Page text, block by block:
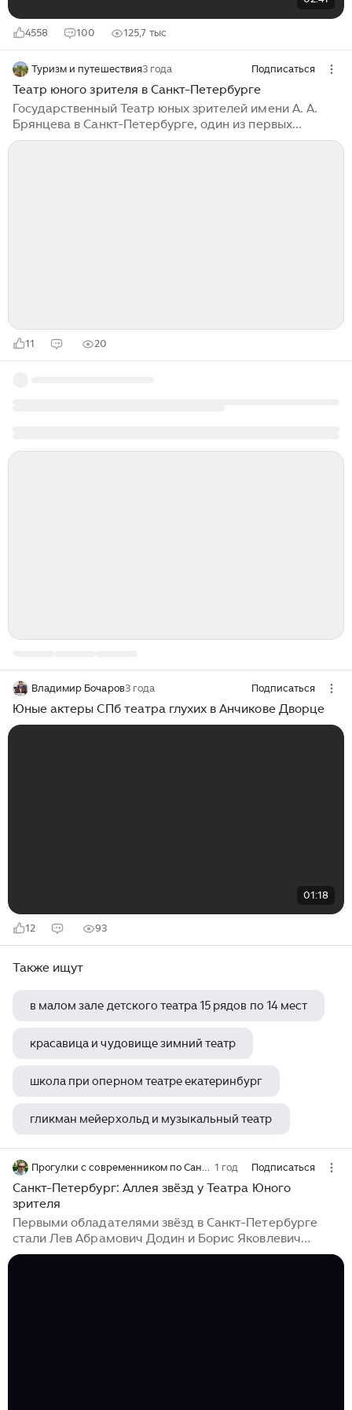
4558 100 125,7 тыс
Туризм и путешествия3 года Подписаться
Театр юного зрителя в Санкт-Петербурге
Государственный Театр юных зрителей имени А. А.
Брянцева в Санкт-Петербурге, один из первых
профессиональных репертуарных детских театров
11 20
Владимир Бочаров3 года Подписаться
Юные актеры СПб театра глухих в Анчикове Дворце
01:18
12 93
Также ищут
в малом зале детского театра 15 рядов по 14 мест
красавица и чудовище зимний театр
школа при оперном театре екатеринбург
гликман мейерхольд и музыкальный театр
Прогулки с современником по Санкт-Петербургу 1 год Подписаться
Санкт-Петербург: Аллея звёзд у Театра Юного
зрителя
Первыми обладателями звёзд в Санкт-Петербурге
стали Лев Абрамович Додин и Борис Яковлевич
Эйфман — известные театральные деятели, чьи